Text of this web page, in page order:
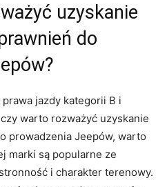
uzyskanie
do
jazdy kategorii B i
warto ​rozważyć uzyskanie
prowadzenia Jeepów, warto
marki ​są popularne ze⁢
i​ charakter terenowy.